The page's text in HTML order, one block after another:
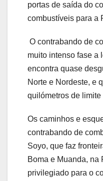
portas de saída do
combustíveis para a
O contrabando de
muito intenso fase a
encontra quase
Norte e Nordeste, e
quilómetros de
Os caminhos e
contrabando de
Soyo, que faz
Boma e Muanda, na
privilegiado para o